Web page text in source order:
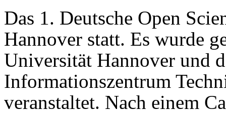
Das 1. Deutsche Open
Hannover statt. Es wurde
Universität Hannover und
Informationszentrum
veranstaltet. Nach einem